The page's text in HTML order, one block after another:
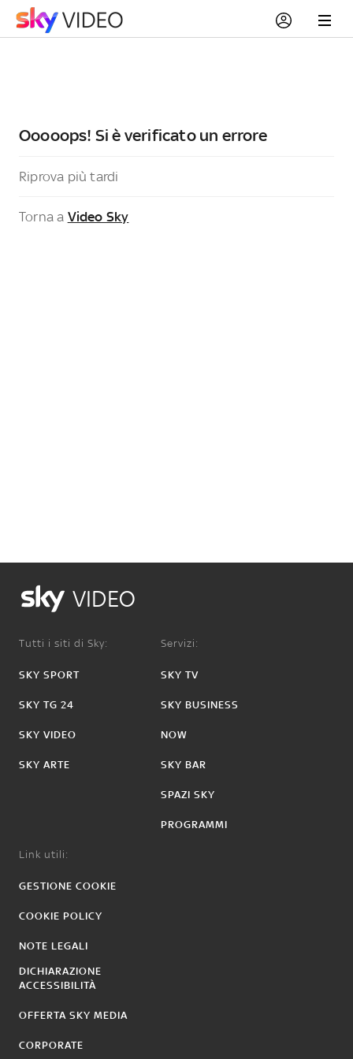
Ooooops! Si è verificato un errore
Riprova più tardi
Torna a Video Sky
VIDEO
Tutti i siti di Sky:
SKY SPORT
SKY TG 24
SKY VIDEO
SKY ARTE
Servizi:
SKY TV
SKY BUSINESS
NOW
SKY BAR
SPAZI SKY
PROGRAMMI
Link utili:
GESTIONE COOKIE
COOKIE POLICY
NOTE LEGALI
DICHIARAZIONE
ACCESSIBILITÀ
OFFERTA SKY MEDIA
CORPORATE